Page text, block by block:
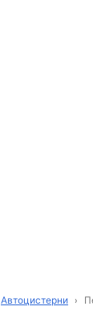
Автоцистерни ›